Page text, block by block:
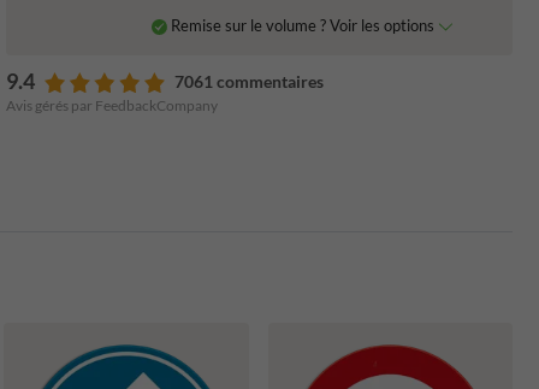
Remise sur le volume ? Voir les options
9.4 7061 commentaires
Avis gérés par FeedbackCompany